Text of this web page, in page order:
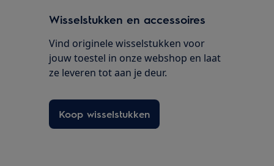
Wisselstukken en accessoires
Vind originele wisselstukken voor
jouw toestel in onze webshop en laat
ze leveren tot aan je deur.
Koop wisselstukken